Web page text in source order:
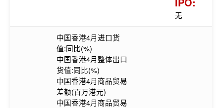
无
中国香港4月进口货
值:同比(%)
中国香港4月整体出口
货值:同比(%)
中国香港4月商品贸易
差额(百万港元)
中国香港4月商品贸易